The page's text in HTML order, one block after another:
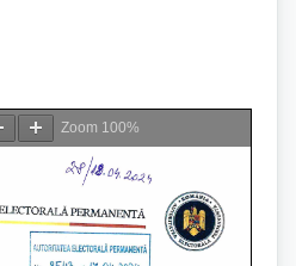
Zoom 100%